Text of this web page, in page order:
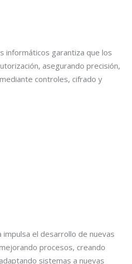
informáticos garantiza que los
asegurando precisión,
controles, cifrado y
impulsa el desarrollo de nuevas
procesos, creando
sistemas a nuevas